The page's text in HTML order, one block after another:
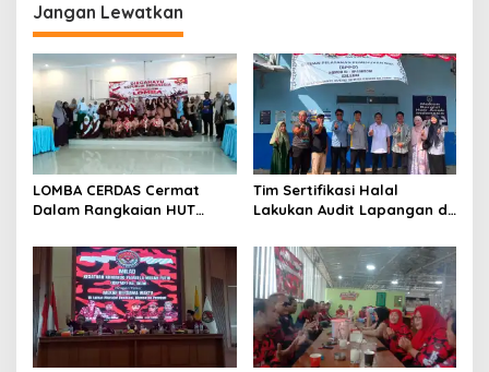
Jangan Lewatkan
LOMBA CERDAS Cermat
Dalam Rangkaian HUT
Indonesia ke-81
Tim Sertifikasi Halal
Lakukan Audit Lapangan di